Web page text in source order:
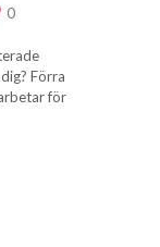
0
Förra
för